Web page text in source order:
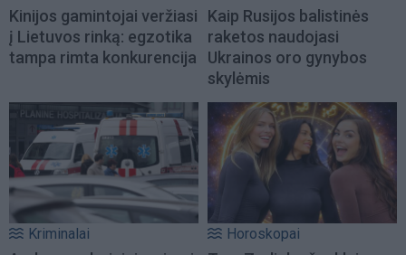
Kinijos gamintojai veržiasi
į Lietuvos rinką: egzotika
tampa rimta konkurencija
Kaip Rusijos balistinės
raketos naudojasi
Ukrainos oro gynybos
skylėmis
Kriminalai Horoskopai